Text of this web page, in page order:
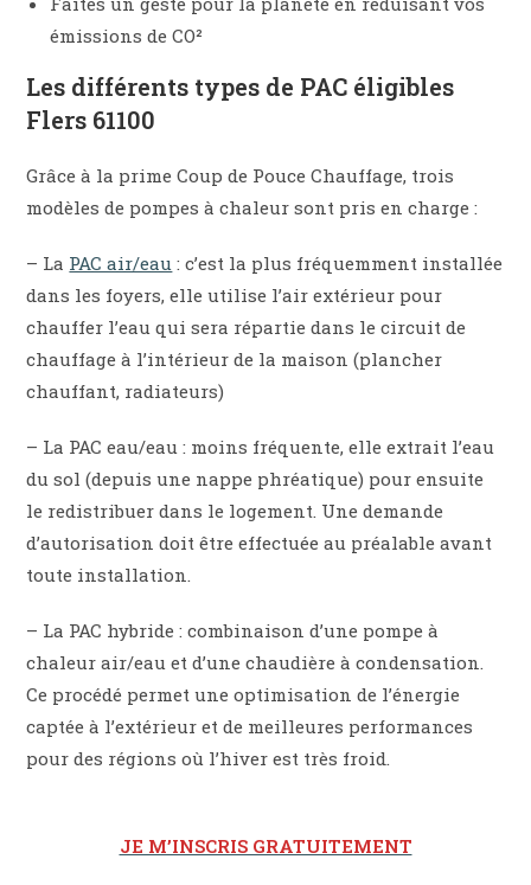
émissions de CO²
Les différents types de PAC éligibles
Flers 61100
Grâce à la prime Coup de Pouce Chauffage, trois
modèles de pompes à chaleur sont pris en charge :
– La PAC air/eau : c’est la plus fréquemment installée
dans les foyers, elle utilise l’air extérieur pour
chauffer l’eau qui sera répartie dans le circuit de
chauffage à l’intérieur de la maison (plancher
chauffant, radiateurs)
– La PAC eau/eau : moins fréquente, elle extrait l’eau
du sol (depuis une nappe phréatique) pour ensuite
le redistribuer dans le logement. Une demande
d’autorisation doit être effectuée au préalable avant
toute installation.
– La PAC hybride : combinaison d’une pompe à
chaleur air/eau et d’une chaudière à condensation.
Ce procédé permet une optimisation de l’énergie
captée à l’extérieur et de meilleures performances
pour des régions où l’hiver est très froid.
JE M’INSCRIS GRATUITEMENT